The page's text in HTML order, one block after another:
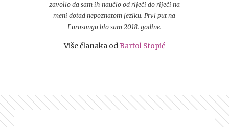
zavolio da sam ih naučio od riječi do riječi na
meni dotad nepoznatom jeziku. Prvi put na
Eurosongu bio sam 2018. godine.
Više članaka odBartol Stopić